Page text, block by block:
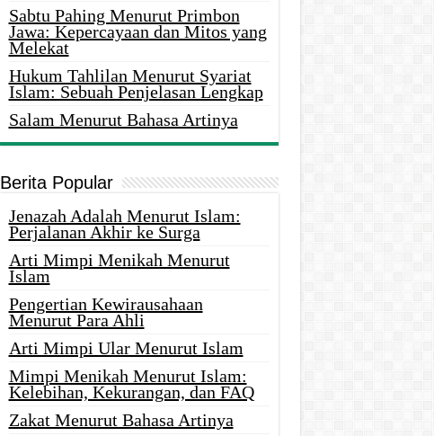
Sabtu Pahing Menurut Primbon
Jawa: Kepercayaan dan Mitos yang
Melekat
Hukum Tahlilan Menurut Syariat
Islam: Sebuah Penjelasan Lengkap
Salam Menurut Bahasa Artinya
Berita Popular
Jenazah Adalah Menurut Islam:
Perjalanan Akhir ke Surga
Arti Mimpi Menikah Menurut
Islam
Pengertian Kewirausahaan
Menurut Para Ahli
Arti Mimpi Ular Menurut Islam
Mimpi Menikah Menurut Islam:
Kelebihan, Kekurangan, dan FAQ
Zakat Menurut Bahasa Artinya